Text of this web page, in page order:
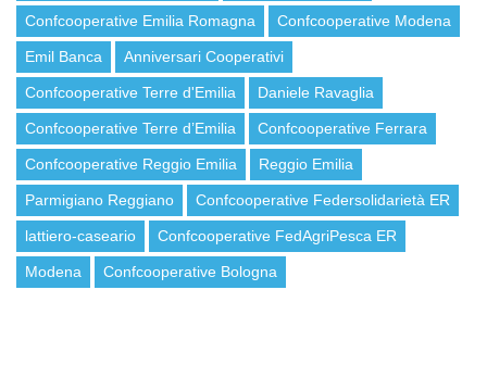
Confcooperative Emilia Romagna Confcooperative Modena
Emil Banca Anniversari Cooperativi
Confcooperative Terre d'Emilia Daniele Ravaglia
Confcooperative Terre d’Emilia Confcooperative Ferrara
Confcooperative Reggio Emilia Reggio Emilia
Parmigiano Reggiano Confcooperative Federsolidarietà ER
lattiero-caseario Confcooperative FedAgriPesca ER
Modena Confcooperative Bologna